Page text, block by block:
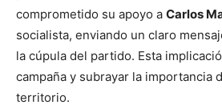
comprometido su apoyo a Carlos
socialista, enviando un claro
la cúpula del partido. Esta
campaña y subrayar la importancia
territorio.